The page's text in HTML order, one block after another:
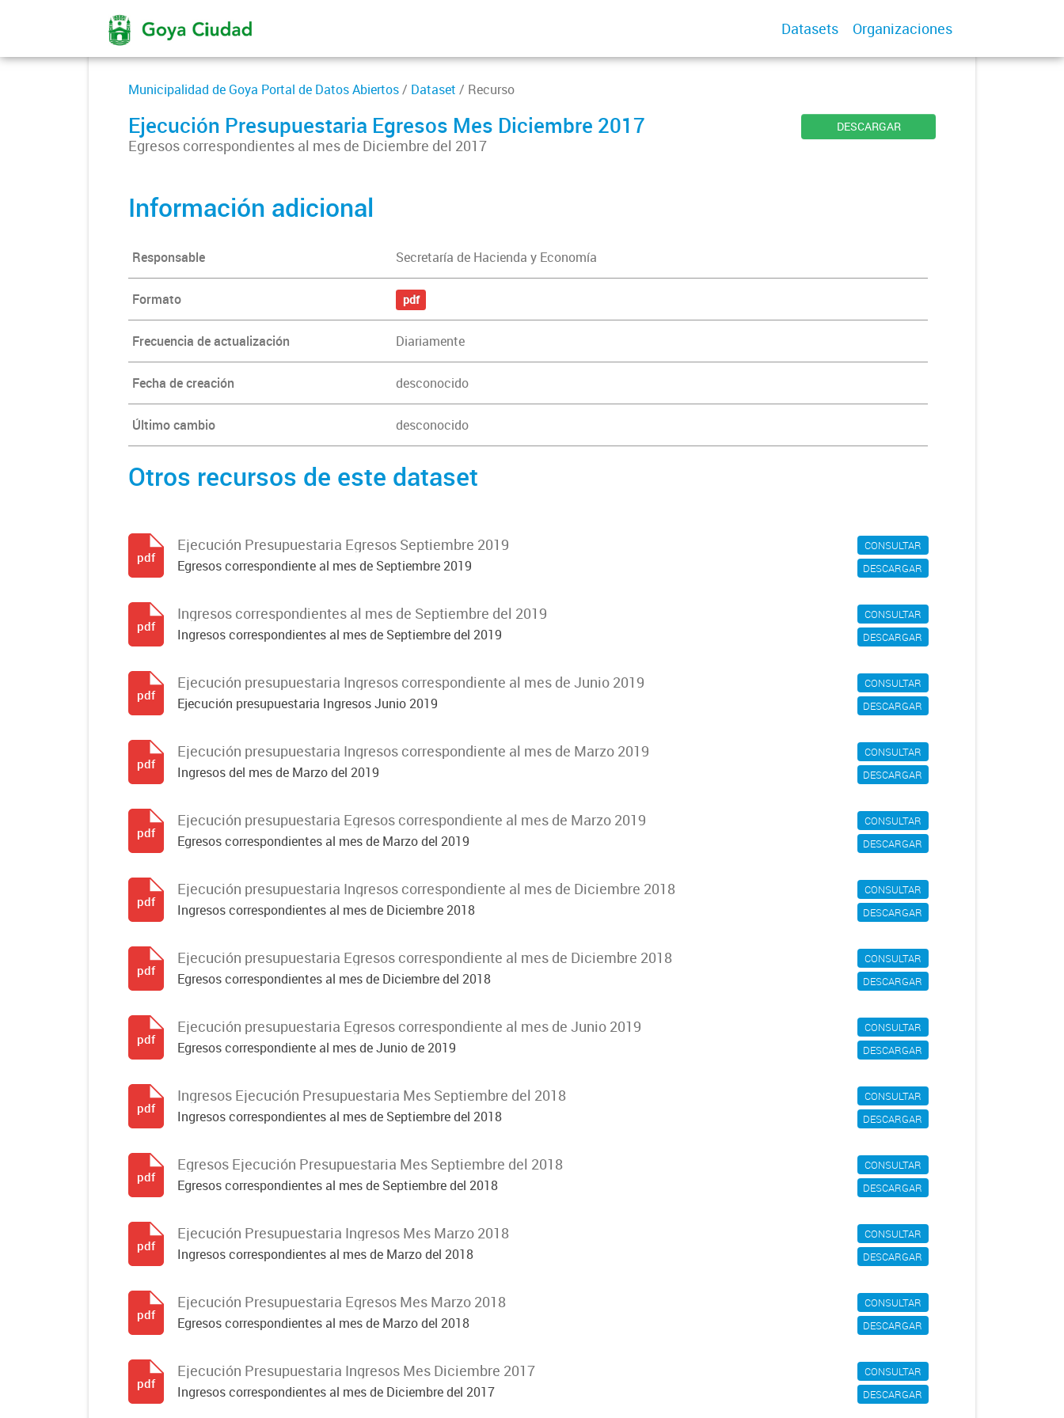
Datasets Organizaciones
Municipalidad de Goya Portal de Datos Abiertos/ Dataset / Recurso
Ejecución Presupuestaria Egresos Mes Diciembre 2017
Egresos correspondientes al mes de Diciembre del 2017
DESCARGAR
Información adicional
Responsable Secretaría de Hacienda y Economía
Formato pdf
Frecuencia de actualización Diariamente
Fecha de creación desconocido
Último cambio desconocido
Otros recursos de este dataset
CONSULTAR
DESCARGAR
Ejecución Presupuestaria Egresos Septiembre 2019
Egresos correspondiente al mes de Septiembre 2019
pdf
CONSULTAR
DESCARGAR
Ingresos correspondientes al mes de Septiembre del 2019
Ingresos correspondientes al mes de Septiembre del 2019
pdf
CONSULTAR
DESCARGAR
Ejecución presupuestaria Ingresos correspondiente al mes de Junio 2019
Ejecución presupuestaria Ingresos Junio 2019
pdf
CONSULTAR
DESCARGAR
Ejecución presupuestaria Ingresos correspondiente al mes de Marzo 2019
Ingresos del mes de Marzo del 2019
pdf
CONSULTAR
DESCARGAR
Ejecución presupuestaria Egresos correspondiente al mes de Marzo 2019
Egresos correspondientes al mes de Marzo del 2019
pdf
CONSULTAR
DESCARGAR
Ejecución presupuestaria Ingresos correspondiente al mes de Diciembre 2018
Ingresos correspondientes al mes de Diciembre 2018
pdf
CONSULTAR
DESCARGAR
Ejecución presupuestaria Egresos correspondiente al mes de Diciembre 2018
Egresos correspondientes al mes de Diciembre del 2018
pdf
CONSULTAR
DESCARGAR
Ejecución presupuestaria Egresos correspondiente al mes de Junio 2019
Egresos correspondiente al mes de Junio de 2019
pdf
CONSULTAR
DESCARGAR
Ingresos Ejecución Presupuestaria Mes Septiembre del 2018
Ingresos correspondientes al mes de Septiembre del 2018
pdf
CONSULTAR
DESCARGAR
Egresos Ejecución Presupuestaria Mes Septiembre del 2018
Egresos correspondientes al mes de Septiembre del 2018
pdf
CONSULTAR
DESCARGAR
Ejecución Presupuestaria Ingresos Mes Marzo 2018
Ingresos correspondientes al mes de Marzo del 2018
pdf
CONSULTAR
DESCARGAR
Ejecución Presupuestaria Egresos Mes Marzo 2018
Egresos correspondientes al mes de Marzo del 2018
pdf
CONSULTAR
DESCARGAR
Ejecución Presupuestaria Ingresos Mes Diciembre 2017
Ingresos correspondientes al mes de Diciembre del 2017
pdf